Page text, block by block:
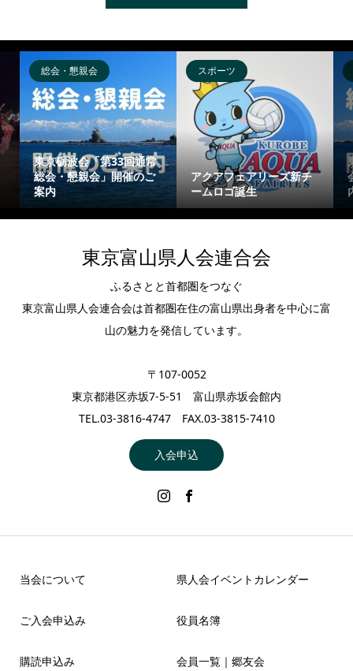
スポーツ
アクアフェアリーズ新チ
ームロゴ誕生
総会・懇親会
東京小杉会「第79回総
会・懇親会」開催のご案
案
東京富山県人会連合会
ふるさとと首都圏をつなぐ
東京富山県人会連合会は首都圏在住の富山県出身者を中心に富
山の魅力を発信しています。
〒107-0052
東京都港区赤坂7-5-51 富山県赤坂会館内
TEL.03-3816-4747 FAX.03-3815-7410
入会申込
当会について
ご入会申込み
購読申込み
県人会イベントカレンダー
役員名簿
会員一覧｜郷友会